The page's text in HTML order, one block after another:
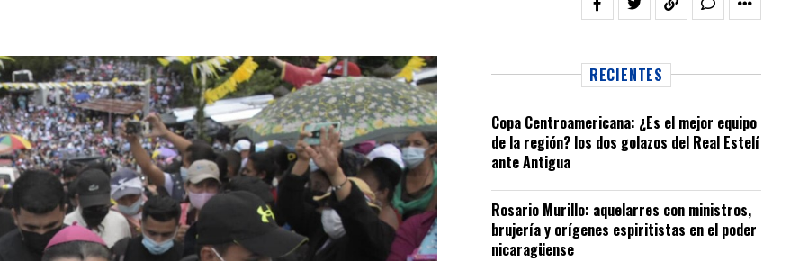
RECIENTES
Copa Centroamericana: ¿Es el mejor equipo
de la región? los dos golazos del Real Estelí
ante Antigua
Rosario Murillo: aquelarres con ministros,
brujería y orígenes espiritistas en el poder
nicaragüense